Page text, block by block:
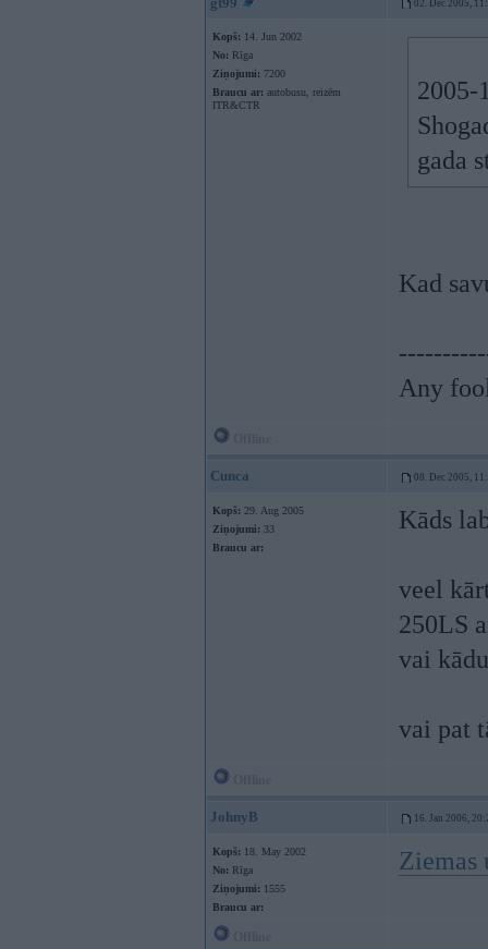
02. Dec 2005,
Kopš: 14. Jun 2002
No: Rīga
Ziņojumi: 7200
Braucu ar: autobusu, reizēm
ITR&CTR
2005-
gada
Kad
Any
Cunca 08. Dec 2005,
Kopš: 29. Aug 2005
Ziņojumi: 33
Braucu ar:
Kāds
veel
250LS
vai
vai pat
JohnyB 16. Jan 2006,
Kopš: 18. May 2002
No: Rīga
Ziņojumi: 1555
Braucu ar:
Ziemas